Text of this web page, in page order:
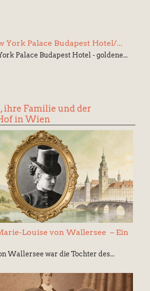
York Palace Budapest Hotel/...
Palace Budapest Hotel - goldene...
ihre Familie und der
in Wien
Louise von Wallersee – Ein
Wallersee war die Tochter des...